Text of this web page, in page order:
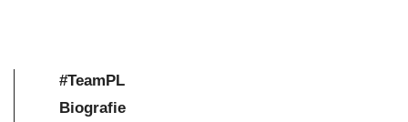
#TeamPL
Biografie